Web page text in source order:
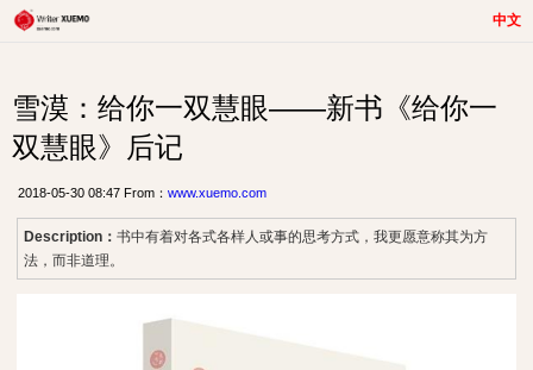
中文
雪漠：给你一双慧眼——新书《给你一
双慧眼》后记
2018-05-30 08:47 From： www.xuemo.com
Description： 书中有着对各式各样人或事的思考方式，我更愿意称其为方
法，而非道理。